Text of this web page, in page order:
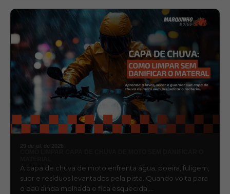
29 de jul. de 2026
A capa de chuva de moto enfrenta água, poeira, fuligem,
suor e resíduos levantados pela pista. Quando volta para
o baú ainda molhada e fica esquecida,…